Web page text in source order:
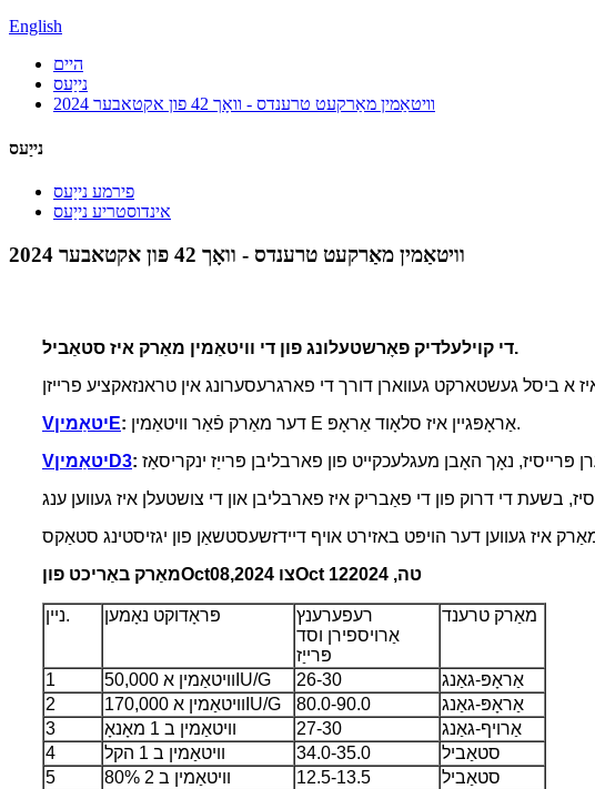
English
היים
נייַעס
וויטאַמין מאַרקעט טרענדס - וואָך 42 פון אקטאבער 2024
נייַעס
פירמע נייַעס
אינדוסטריע נייַעס
וויטאַמין מאַרקעט טרענדס - וואָך 42 פון אקטאבער 2024
די קוילעלדיק פאָרשטעלונג פון די וויטאַמין מאַרק איז סטאַביל.
Vיטאַמין E:
דער מאַרק פֿאַר וויטאַמין E אַראָפּגיין איז סלאָוד אַראָפּ.
Vיטאַמין D3:
מאַרק באַריכט פוןOct08 ,2024 צוOct 12 טה, 2024
ניין. פּראָדוקט נאָמען
רעפערענץ
אַרויספירן וסד
פּרייַז
מאַרק טרענד
1 וויטאַמין א 50,000IU/G 26-30
אַראָפּ-גאַנג
2
וויטאַמין א 170,000IU/G 80.0-90.0
אַראָפּ-גאַנג
3
וויטאַמין ב 1 מאָנאָ 27-30
אַרויף-גאַנג
4
וויטאַמין ב 1 הקל 34.0-35.0
סטאַביל
5
וויטאַמין ב 2 80% 12.5-13.5
סטאַביל